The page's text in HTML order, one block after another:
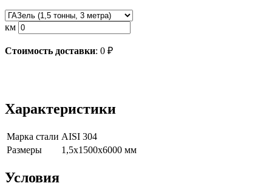
км
Стоимость доставки: 0 ₽
Характеристики
Марка стали AISI 304
Размеры
1,5х1500х6000 мм
Условия